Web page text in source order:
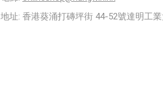
地址: 香港葵涌打磚坪街 44-52號達明工